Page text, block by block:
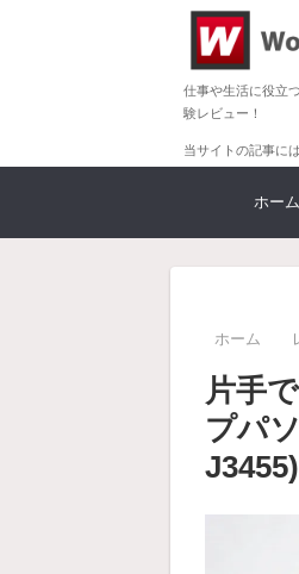
仕事や生活に役立
験レビュー！
当サイトの記事に
ホーム
ホーム
片手
プパ